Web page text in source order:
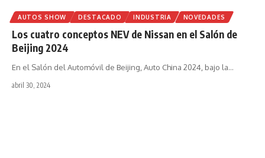
AUTOS SHOW DESTACADO INDUSTRIA NOVEDADES
Los cuatro conceptos NEV de Nissan en el Salón de
Beijing 2024
En el Salón del Automóvil de Beijing, Auto China 2024, bajo la…
abril 30, 2024